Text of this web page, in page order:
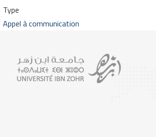
Type
Appel à communication